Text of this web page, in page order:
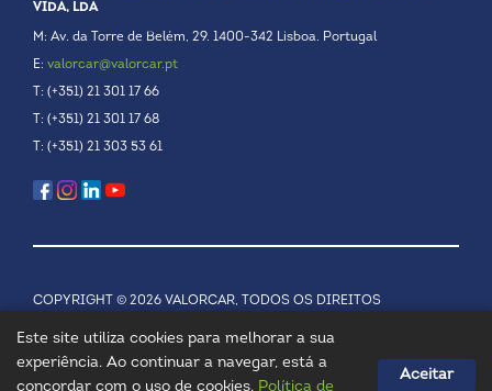
VIDA, LDA
M: Av. da Torre de Belém, 29. 1400-342 Lisboa. Portugal
E: valorcar@valorcar.pt
T: (+351) 21 301 17 66
T: (+351) 21 301 17 68
T: (+351) 21 303 53 61
COPYRIGHT © 2026 VALORCAR, TODOS OS DIREITOS
Este site utiliza cookies para melhorar a sua
experiência. Ao continuar a navegar, está a
concordar com o uso de cookies. Política de
Aceitar